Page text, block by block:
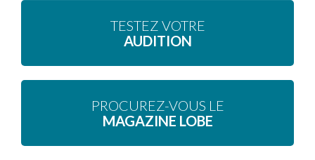
TESTEZ VOTRE
AUDITION
PROCUREZ-VOUS LE
MAGAZINE LOBE